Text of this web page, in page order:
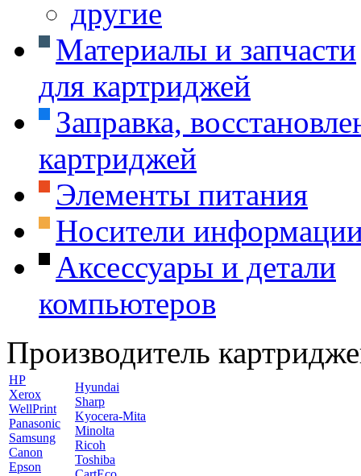
другие
Материалы и запчасти
для картриджей
Заправка,
картриджей
Элементы питания
Носители
Аксессуары и детали
компьютеров
Производитель
HP
Xerox
WellPrint
Panasonic
Samsung
Canon
Epson
Hyundai
Sharp
Kyocera-Mita
Minolta
Ricoh
Toshiba